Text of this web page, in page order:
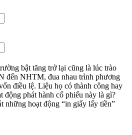
bật tăng trở lại cũng là lúc trào
đến NHTM, đua nhau trình phương
điều lệ. Liệu họ có thành công hay
phát hành cổ phiếu này là gì?
những hoạt động “in giấy lấy tiền”